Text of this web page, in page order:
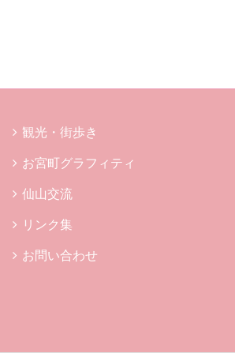
観光・街歩き
お宮町グラフィティ
仙山交流
リンク集
お問い合わせ